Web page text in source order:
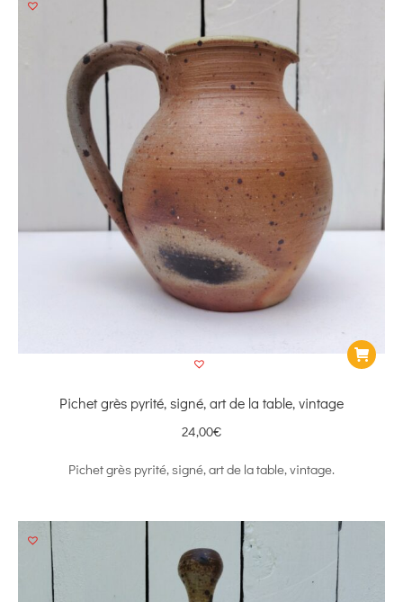
Pichet grès pyrité, signé, art de la table, vintage
24,00€
Pichet grès pyrité, signé, art de la table, vintage.